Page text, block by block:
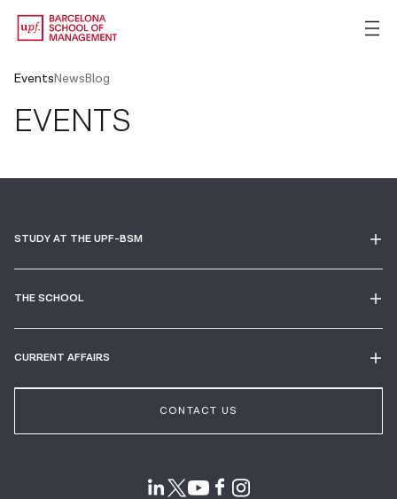
EventsNewsBlog
EVENTS
STUDY AT THE UPF-BSM
THE SCHOOL
CURRENT AFFAIRS
CONTACT US